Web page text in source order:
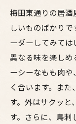
梅田東通りの居
しいものばかり
ーダーしてみて
異なる味を楽しめ
ーシーなもも肉
く合います。ま
す。外はサクッ
す。さらに、鳥